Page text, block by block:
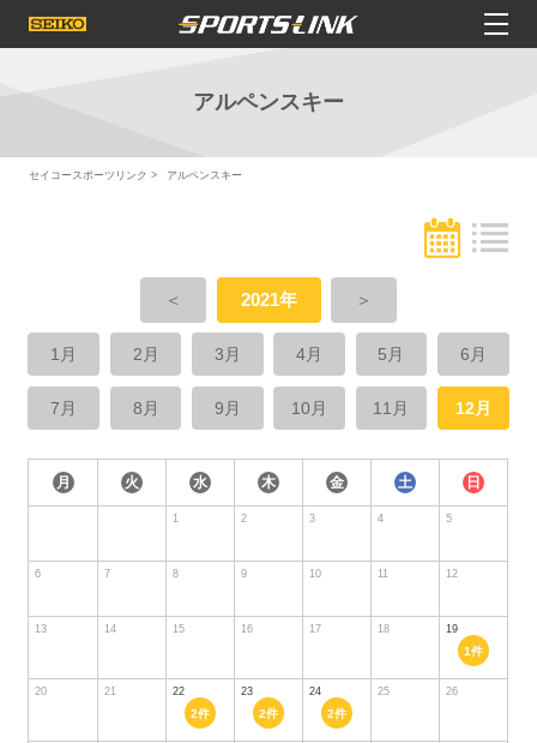
アルペンスキー
セイコースポーツリンク アルペンスキー
＜ 2021年 ＞
1月 2月 3月 4月 5月 6月
7月 8月 9月 10月 11月 12月
月 火 水 木 金 土 日
1 2 3 4 5
6 7 8 9 10 11 12
13 14 15 16 17 18 19
1件
20 21 22
2件
23
2件
24
2件
25 26